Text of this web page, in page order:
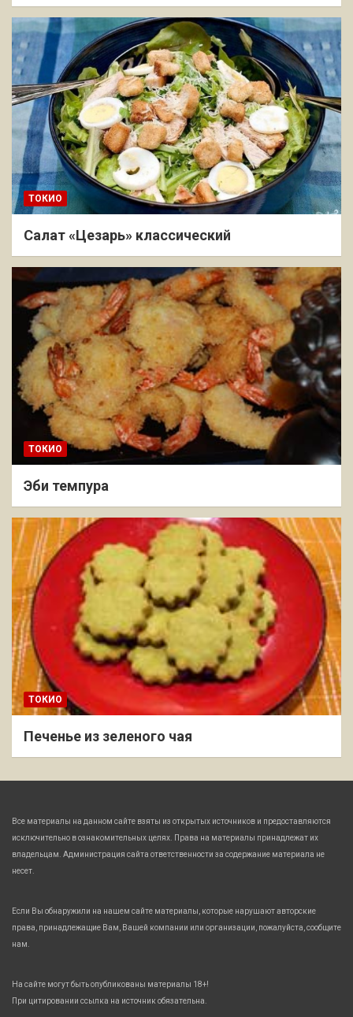
ТОКИО
Салат «Цезарь» классический
ТОКИО
Эби темпура
ТОКИО
Печенье из зеленого чая
Все материалы на данном сайте взяты из открытых источников и предоставляются
исключительно в ознакомительных целях. Права на материалы принадлежат их
владельцам. Администрация сайта ответственности за содержание материала не
несет.
Если Вы обнаружили на нашем сайте материалы, которые нарушают авторские
права, принадлежащие Вам, Вашей компании или организации, пожалуйста, сообщите
нам.
На сайте могут быть опубликованы материалы 18+!
При цитировании ссылка на источник обязательна.